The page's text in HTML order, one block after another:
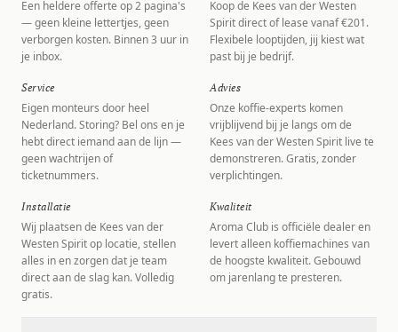
Een heldere offerte op 2 pagina's
— geen kleine lettertjes, geen
verborgen kosten. Binnen 3 uur in
je inbox.
Koop de Kees van der Westen
Spirit direct of lease vanaf €201.
Flexibele looptijden, jij kiest wat
past bij je bedrijf.
Service
Eigen monteurs door heel
Nederland. Storing? Bel ons en je
hebt direct iemand aan de lijn —
geen wachtrijen of
ticketnummers.
Advies
Onze koffie-experts komen
vrijblijvend bij je langs om de
Kees van der Westen Spirit live te
demonstreren. Gratis, zonder
verplichtingen.
Installatie
Wij plaatsen de Kees van der
Westen Spirit op locatie, stellen
alles in en zorgen dat je team
direct aan de slag kan. Volledig
gratis.
Kwaliteit
Aroma Club is officiële dealer en
levert alleen koffiemachines van
de hoogste kwaliteit. Gebouwd
om jarenlang te presteren.